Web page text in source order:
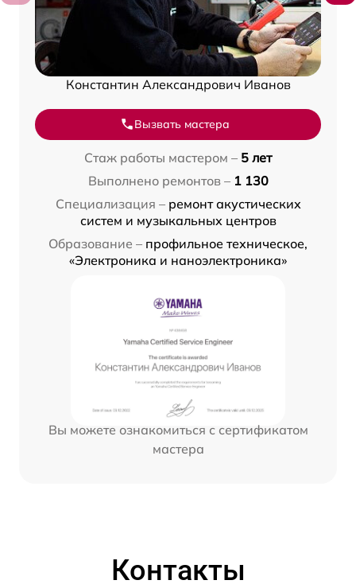
Константин Александрович Иванов
Вызвать мастера
Стаж работы мастером – 5 лет
Выполнено ремонтов – 1 130
Специализация – ремонт акустических
систем и музыкальных центров
Образование – профильное техническое,
«Электроника и наноэлектроника»
Вы можете ознакомиться с сертификатом
мастера
Контакты